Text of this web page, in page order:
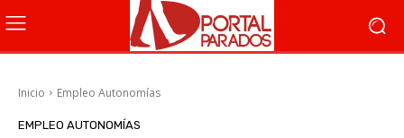
Inicio Empleo Autonomías
EMPLEO AUTONOMÍAS